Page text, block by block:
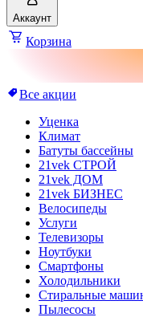
Аккаунт
Корзина
Все акции
Уценка
Климат
Батуты бассейны
21vek СТРОЙ
21vek ДОМ
21vek БИЗНЕС
Велосипеды
Услуги
Телевизоры
Ноутбуки
Смартфоны
Холодильники
Стиральные
Пылесосы